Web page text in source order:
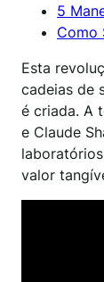
5
Como
Esta
cadeias de
é criada. A
e Claude
valor